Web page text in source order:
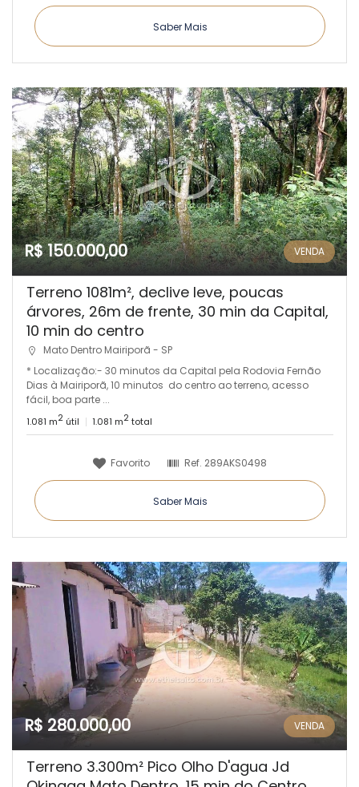
Saber Mais
R$ 150.000,00 VENDA
Terreno 1081m², declive leve, poucas
árvores, 26m de frente, 30 min da Capital,
10 min do centro
Mato Dentro Mairiporã - SP
* Localização:- 30 minutos da Capital pela Rodovia Fernão
Dias à Mairiporã, 10 minutos do centro ao terreno, acesso
fácil, boa parte ...
1.081 m2 útil 1.081 m2total
Favorito Ref. 289AKS0498
Saber Mais
R$ 280.000,00 VENDA
Terreno 3.300m² Pico Olho D'agua Jd